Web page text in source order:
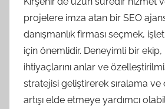
projelere imza atan bir SEO
danışmanlık firması seçmek,
için önemlidir. Deneyimli bir
ihtiyaçlarını anlar ve
stratejisi geliştirerek sıralama
artışı elde etmeye yardımcı